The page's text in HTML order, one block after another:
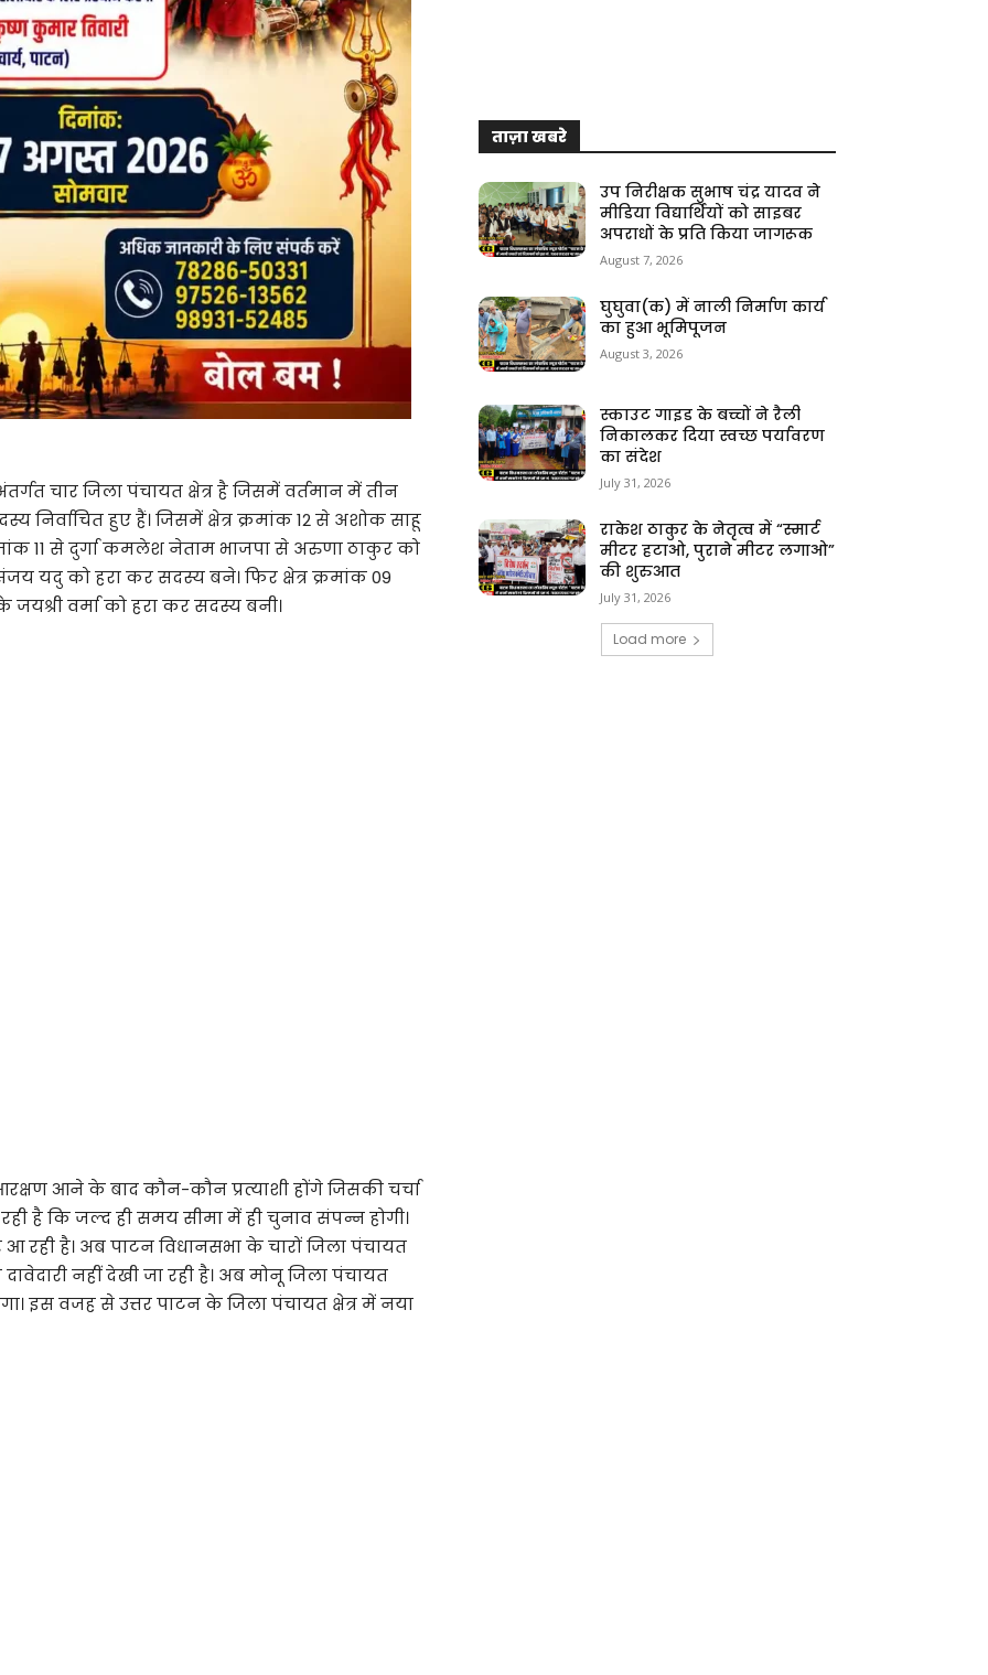
चार जिला पंचायत क्षेत्र है जिसमें वर्तमान में तीन
हुए हैं। जिसमें क्षेत्र क्रमांक 12 से अशोक साहू
11 से दुर्गा कमलेश नेताम भाजपा से अरुणा ठाकुर को
यदु को हरा कर सदस्य बने। फिर क्षेत्र क्रमांक 09
वर्मा को हरा कर सदस्य बनी।
आने के बाद कौन-कौन प्रत्याशी होंगे जिसकी चर्चा
है कि जल्द ही समय सीमा में ही चुनाव संपन्न होगी।
है। अब पाटन विधानसभा के चारों जिला पंचायत
नहीं देखी जा रही है। अब मोनू जिला पंचायत
इस वजह से उत्तर पाटन के जिला पंचायत क्षेत्र में नया
ताज़ा खबरे
उप निरीक्षक सुभाष चंद्र यादव ने
मीडिया विद्यार्थियों को साइबर
अपराधों के प्रति किया जागरूक
August 7, 2026
घुघुवा(क) में नाली निर्माण कार्य
का हुआ भूमिपूजन
August 3, 2026
स्काउट गाइड के बच्चों ने रैली
निकालकर दिया स्वच्छ पर्यावरण
का संदेश
July 31, 2026
राकेश ठाकुर के नेतृत्व में “स्मार्ट
मीटर हटाओ, पुराने मीटर लगाओ”
की शुरुआत
July 31, 2026
Load more